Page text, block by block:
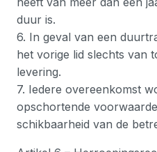
duur is.
6. In geval van een
het vorige lid slechts van
levering.
7. Iedere overeenkomst
opschortende
schikbaarheid van de